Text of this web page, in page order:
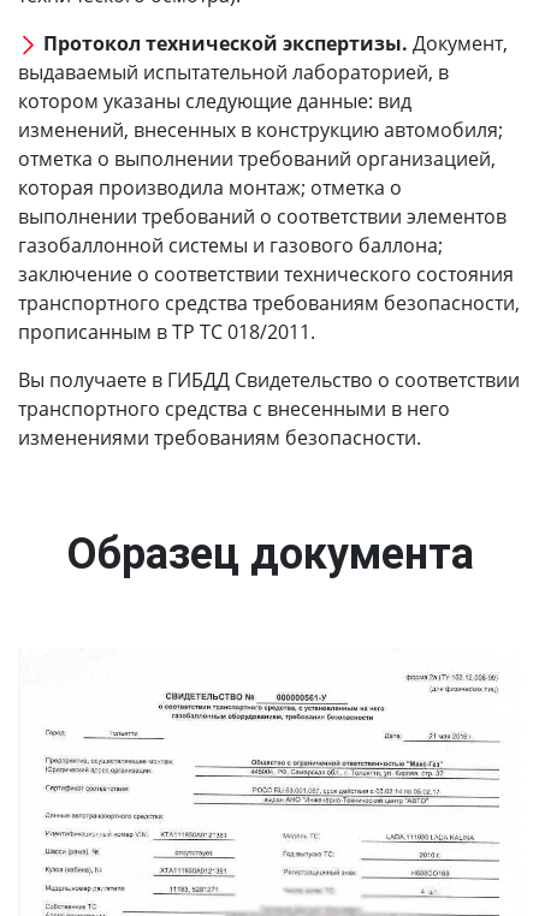
Протокол технической экспертизы. Документ,
выдаваемый испытательной лабораторией, в
котором указаны следующие данные: вид
изменений, внесенных в конструкцию автомобиля;
отметка о выполнении требований организацией,
которая производила монтаж; отметка о
выполнении требований о соответствии элементов
газобаллонной системы и газового баллона;
заключение о соответствии технического состояния
транспортного средства требованиям безопасности,
прописанным в ТР ТС 018/2011.
Вы получаете в ГИБДД Свидетельство о соответствии
транспортного средства с внесенными в него
изменениями требованиям безопасности.
Образец документа